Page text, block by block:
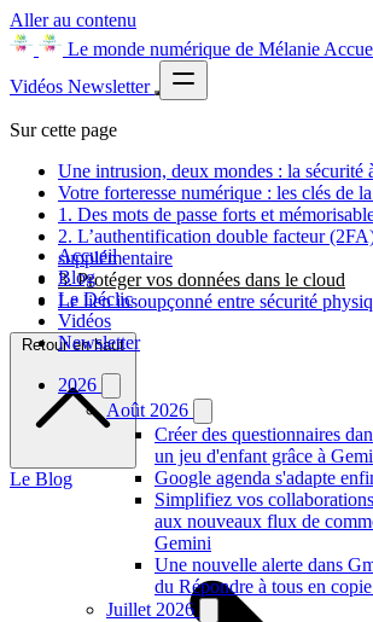
Aller au contenu
Le monde numérique de Mélanie
Vidéos Newsletter
Accueil
Blog
Le Déclic
Vidéos
Newsletter
2026
Août 2026
Créer des questionnaires
un jeu d'enfant grâce à
Google agenda s'adapte
Simplifiez vos
aux nouveaux flux de
Gemini
Une nouvelle alerte dans
du Répondre à tous en
Juillet 2026
Sur cette page
Une intrusion, deux mondes : la sécurité
Votre forteresse numérique : les clés de
1. Des mots de passe forts et
2. L’authentification double facteur
supplémentaire
3. Protéger vos données dans le cloud
Le lien insoupçonné entre sécurité
Retour en haut
Le Blog